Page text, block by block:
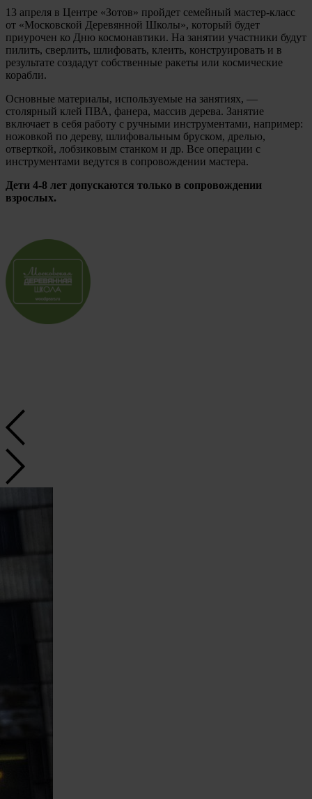
13 апреля в Центре «Зотов» пройдет семейный мастер-класс
от «Московской Деревянной Школы», который будет
приурочен ко Дню космонавтики. На занятии участники будут
пилить, сверлить, шлифовать, клеить, конструировать и в
результате создадут собственные ракеты или космические
корабли.
Основные материалы, используемые на занятиях, —
столярный клей ПВА, фанера, массив дерева. Занятие
включает в себя работу с ручными инструментами, например:
ножовкой по дереву, шлифовальным бруском, дрелью,
отверткой, лобзиковым станком и др. Все операции с
инструментами ведутся в сопровождении мастера.
Дети 4-8 лет допускаются только в сопровождении
взрослых.